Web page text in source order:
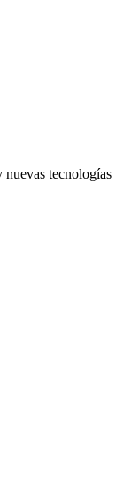
nuevas tecnologías